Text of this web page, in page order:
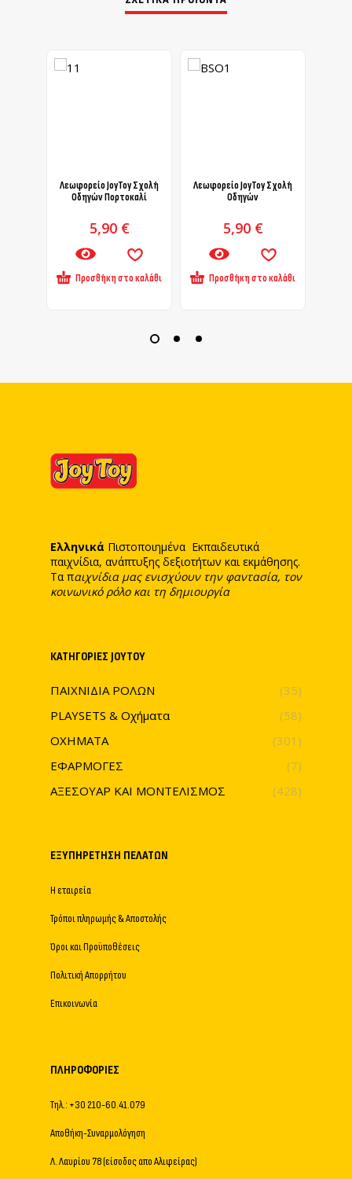
Λεωφορείο JoyToy Σχολή
Οδηγών Πορτοκαλί
5,90 €
Προσθήκη στο καλάθι
Λεωφορείο JoyToy Σχολή
Οδηγών
5,90 €
Προσθήκη στο καλάθι
Ελληνικά Πιστοποιημένα Εκπαιδευτικά
παιχνίδια, ανάπτυξης δεξιοτήτων και εκμάθησης.
Τα παιχνίδια μας ενισχύουν την φαντασία, τον
κοινωνικό ρόλο και τη δημιουργία
ΚΑΤΗΓΟΡΊΕΣ JOYTOY
ΠΑΙΧΝΙΔΙΑ ΡΟΛΩΝ
(35)
PLAYSETS & Οχήματα
(58)
ΟΧΗΜΑΤΑ
(301)
ΕΦΑΡΜΟΓΕΣ
(7)
ΑΞΕΣΟΥΑΡ ΚΑΙ ΜΟΝΤΕΛΙΣΜΟΣ
(428)
ΕΞΥΠΗΡΈΤΗΣΗ ΠΕΛΑΤΏΝ
Η εταιρεία
Τρόποι πληρωμής & Αποστολής
Όροι και Προϋποθέσεις
Πολιτική Απορρήτου
Επικοινωνία
ΠΛΗΡΟΦΟΡΊΕΣ
Τηλ.: +30 210-60.41.079
Αποθήκη-Συναρμολόγηση
Λ. Λαυρίου 78 (είσοδος απο Αλιφείρας)